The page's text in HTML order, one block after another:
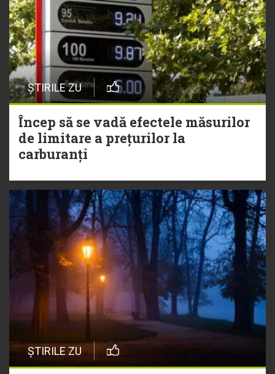
ȘTIRILE ZU
Încep să se vadă efectele măsurilor
de limitare a prețurilor la
carburanți
ȘTIRILE ZU